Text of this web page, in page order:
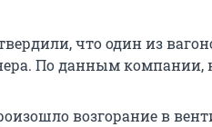
что один из
По данным компании,
возгорание в